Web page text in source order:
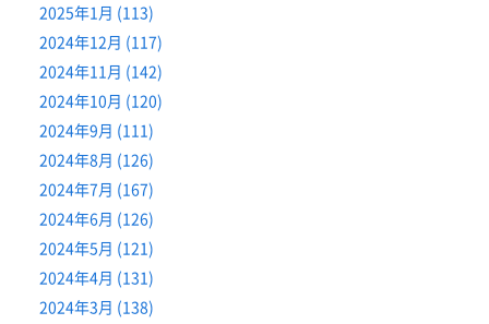
2025年1月 (113)
2024年12月 (117)
2024年11月 (142)
2024年10月 (120)
2024年9月 (111)
2024年8月 (126)
2024年7月 (167)
2024年6月 (126)
2024年5月 (121)
2024年4月 (131)
2024年3月 (138)